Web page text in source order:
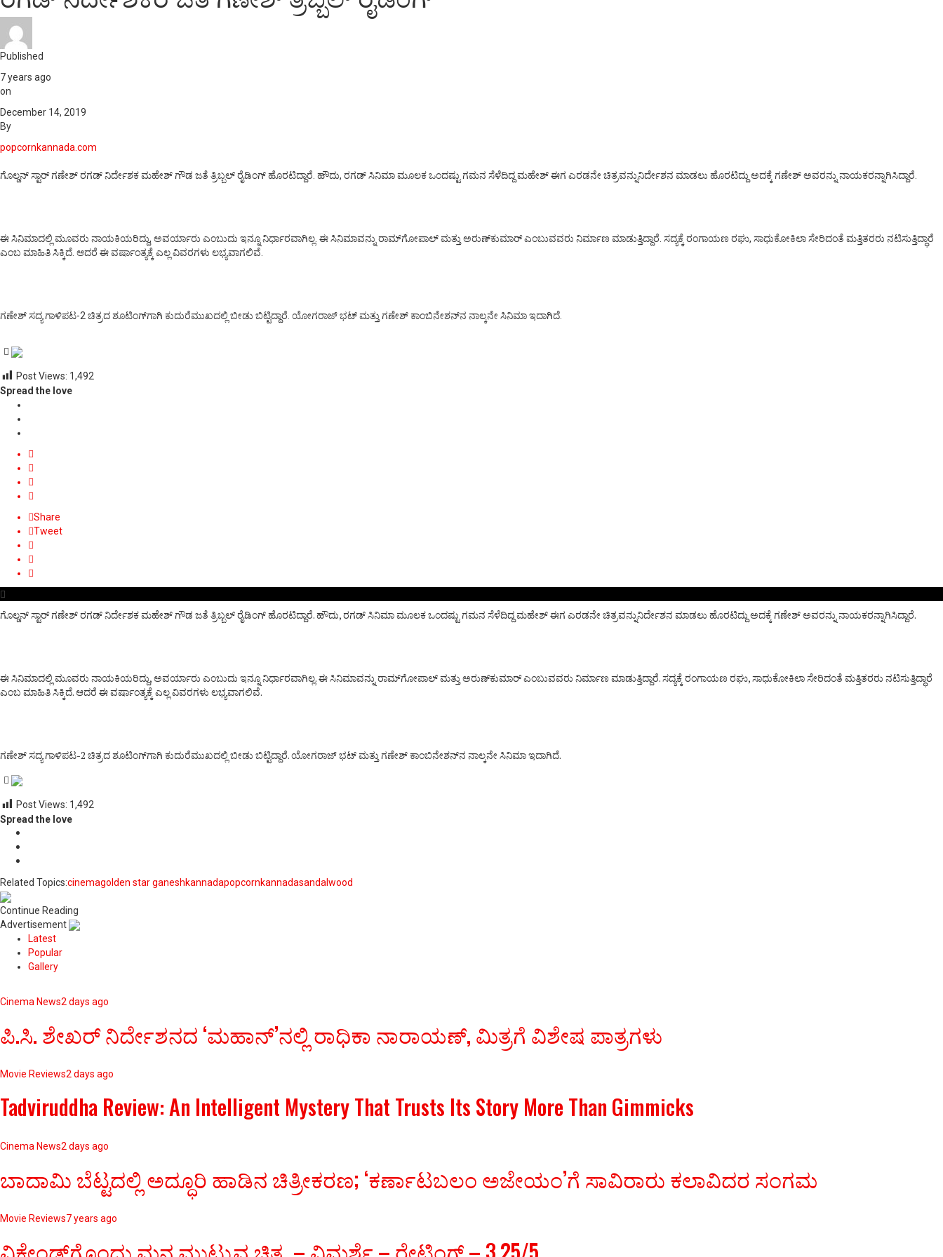
Published
7 years ago
on
December 14, 2019
By
popcornkannada.com
ಗೊಲ್ಡನ್‌ ಸ್ಟಾರ್‌ ಗಣೇಶ್‌ ರಗಡ್‌ ನಿರ್ದೇಶಕ ಮಹೇಶ್‌ ಗೌಡ ಜತೆ ತ್ರಿಬ್ಬಲ್‌ ರೈಡಿಂಗ್‌ ಹೊರಟಿದ್ದಾರೆ. ಹೌದು, ರಗಡ್‌ ಸಿನಿಮಾ ಮೂಲಕ ಒಂದಷ್ಟು ಗಮನ ಸೆಳೆದಿದ್ದ ಮಹೇಶ್‌ ಈಗ ಎರಡನೇ ಚಿತ್ರವನ್ನುನಿರ್ದೇಶನ ಮಾಡಲು ಹೊರಟಿದ್ದು ಅದಕ್ಕೆ ಗಣೇಶ್‌ ಅವರನ್ನು ನಾಯಕರನ್ನಾಗಿಸಿದ್ದಾರೆ.
ಈ ಸಿನಿಮಾದಲ್ಲಿ ಮೂವರು ನಾಯಕಿಯರಿದ್ದು, ಅವರ್ಯಾರು ಎಂಬುದು ಇನ್ನೂ ನಿರ್ಧಾರವಾಗಿಲ್ಲ. ಈ ಸಿನಿಮಾವನ್ನು ರಾಮ್‌ಗೋಪಾಲ್‌ ಮತ್ತು ಅರುಣ್‌ಕುಮಾರ್‌ ಎಂಬುವವರು ನಿರ್ಮಾಣ ಮಾಡುತ್ತಿದ್ದಾರೆ. ಸದ್ಯಕ್ಕೆ ರಂಗಾಯಣ ರಘು, ಸಾಧುಕೋಕಿಲಾ ಸೇರಿದಂತೆ ಮತ್ತಿತರರು ನಟಿಸುತ್ತಿದ್ಧಾರೆ
ಎಂಬ ಮಾಹಿತಿ ಸಿಕ್ಕಿದೆ. ಆದರೆ ಈ ವರ್ಷಾಂತ್ಯಕ್ಕೆ ಎಲ್ಲ ವಿವರಗಳು ಲಭ್ಯವಾಗಲಿವೆ.
ಗಣೇಶ್‌ ಸದ್ಯ ಗಾಳಿಪಟ-2 ಚಿತ್ರದ ಶೂಟಿಂಗ್‌ಗಾಗಿ ಕುದುರೆಮುಖದಲ್ಲಿ ಬೀಡು ಬಿಟ್ಟಿದ್ದಾರೆ. ಯೋಗರಾಜ್‌ ಭಟ್‌ ಮತ್ತು ಗಣೇಶ್‌ ಕಾಂಬಿನೇಶನ್‌ನ ನಾಲ್ಕನೇ ಸಿನಿಮಾ ಇದಾಗಿದೆ.
Post Views: 1,492
Spread the love
Share
Tweet
ಗೊಲ್ಡನ್‌ ಸ್ಟಾರ್‌ ಗಣೇಶ್‌ ರಗಡ್‌ ನಿರ್ದೇಶಕ ಮಹೇಶ್‌ ಗೌಡ ಜತೆ ತ್ರಿಬ್ಬಲ್‌ ರೈಡಿಂಗ್‌ ಹೊರಟಿದ್ದಾರೆ. ಹೌದು, ರಗಡ್‌ ಸಿನಿಮಾ ಮೂಲಕ ಒಂದಷ್ಟು ಗಮನ ಸೆಳೆದಿದ್ದ ಮಹೇಶ್‌ ಈಗ ಎರಡನೇ ಚಿತ್ರವನ್ನುನಿರ್ದೇಶನ ಮಾಡಲು ಹೊರಟಿದ್ದು ಅದಕ್ಕೆ ಗಣೇಶ್‌ ಅವರನ್ನು ನಾಯಕರನ್ನಾಗಿಸಿದ್ದಾರೆ.
ಈ ಸಿನಿಮಾದಲ್ಲಿ ಮೂವರು ನಾಯಕಿಯರಿದ್ದು, ಅವರ್ಯಾರು ಎಂಬುದು ಇನ್ನೂ ನಿರ್ಧಾರವಾಗಿಲ್ಲ. ಈ ಸಿನಿಮಾವನ್ನು ರಾಮ್‌ಗೋಪಾಲ್‌ ಮತ್ತು ಅರುಣ್‌ಕುಮಾರ್‌ ಎಂಬುವವರು ನಿರ್ಮಾಣ ಮಾಡುತ್ತಿದ್ದಾರೆ. ಸದ್ಯಕ್ಕೆ ರಂಗಾಯಣ ರಘು, ಸಾಧುಕೋಕಿಲಾ ಸೇರಿದಂತೆ ಮತ್ತಿತರರು ನಟಿಸುತ್ತಿದ್ಧಾರೆ
ಎಂಬ ಮಾಹಿತಿ ಸಿಕ್ಕಿದೆ. ಆದರೆ ಈ ವರ್ಷಾಂತ್ಯಕ್ಕೆ ಎಲ್ಲ ವಿವರಗಳು ಲಭ್ಯವಾಗಲಿವೆ.
ಗಣೇಶ್‌ ಸದ್ಯ ಗಾಳಿಪಟ-2 ಚಿತ್ರದ ಶೂಟಿಂಗ್‌ಗಾಗಿ ಕುದುರೆಮುಖದಲ್ಲಿ ಬೀಡು ಬಿಟ್ಟಿದ್ದಾರೆ. ಯೋಗರಾಜ್‌ ಭಟ್‌ ಮತ್ತು ಗಣೇಶ್‌ ಕಾಂಬಿನೇಶನ್‌ನ ನಾಲ್ಕನೇ ಸಿನಿಮಾ ಇದಾಗಿದೆ.
Post Views: 1,492
Spread the love
Related Topics:cinemagolden star ganeshkannadapopcornkannadasandalwood
Continue Reading
Advertisement
Latest
Popular
Gallery
Cinema News2 days ago
ಪಿ.ಸಿ. ಶೇಖರ್ ನಿರ್ದೇಶನದ ‘ಮಹಾನ್’ನಲ್ಲಿ ರಾಧಿಕಾ ನಾರಾಯಣ್, ಮಿತ್ರಗೆ ವಿಶೇಷ ಪಾತ್ರಗಳು
Movie Reviews2 days ago
Tadviruddha Review: An Intelligent Mystery That Trusts Its Story More Than Gimmicks
Cinema News2 days ago
ಬಾದಾಮಿ ಬೆಟ್ಟದಲ್ಲಿ ಅದ್ಧೂರಿ ಹಾಡಿನ ಚಿತ್ರೀಕರಣ; ‘ಕರ್ಣಾಟಬಲಂ ಅಜೇಯಂ’ಗೆ ಸಾವಿರಾರು ಕಲಾವಿದರ ಸಂಗಮ
Movie Reviews7 years ago